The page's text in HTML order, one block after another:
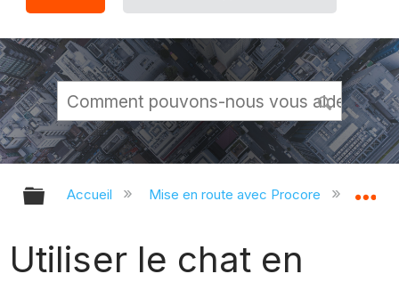
Développer/réduire la hiérarchie
Accueil Mise en route avec Procore
Utiliser le chat en